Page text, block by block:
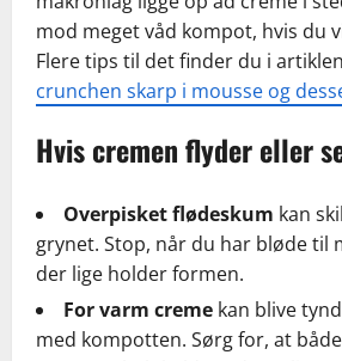
mod meget våd kompot, hvis du
Flere tips til det finder du i
crunchen skarp i mousse og
Hvis cremen flyder eller
Overpisket flødeskum kan
grynet. Stop, når du har bløde til
der lige holder formen.
For varm creme kan blive
med kompotten. Sørg for, at